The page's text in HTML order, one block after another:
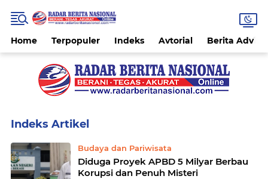
Home Terpopuler Indeks Avtorial Berita
Budaya dan Pariwisata
Diduga Proyek APBD 5 Milyar Berbau
Korupsi dan Penuh Misteri